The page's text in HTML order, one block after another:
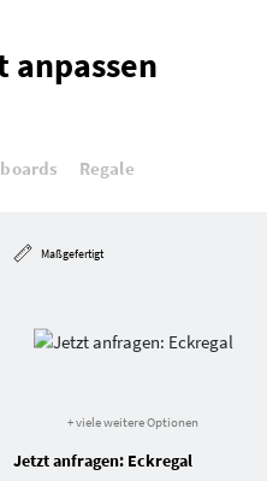
anpassen
Regale
Maßgefertigt
+ viele weitere Optionen
Jetzt anfragen: Eckregal